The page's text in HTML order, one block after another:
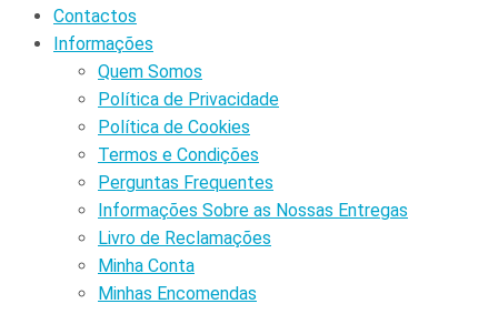
Contactos
Informações
Quem Somos
Política de Privacidade
Política de Cookies
Termos e Condições
Perguntas Frequentes
Informações Sobre as Nossas Entregas
Livro de Reclamações
Minha Conta
Minhas Encomendas